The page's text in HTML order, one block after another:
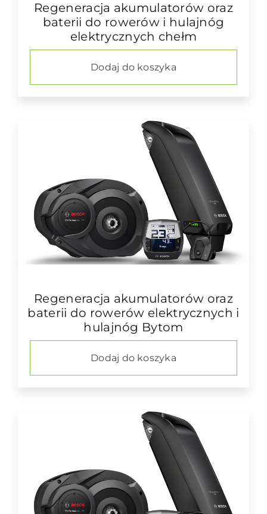
Regeneracja akumulatorów oraz
baterii do rowerów i hulajnóg
elektrycznych chełm
Dodaj do koszyka
Regeneracja akumulatorów oraz
baterii do rowerów elektrycznych i
hulajnóg Bytom
Dodaj do koszyka